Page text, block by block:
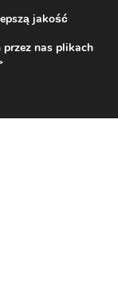
167
jakość
nas plikach